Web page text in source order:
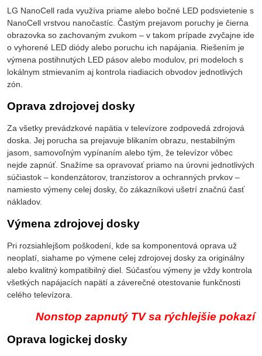
LG NanoCell rada využíva priame alebo bočné LED podsvietenie s
NanoCell vrstvou nanočastíc. Častým prejavom poruchy je čierna
obrazovka so zachovaným zvukom – v takom prípade zvyčajne ide
o vyhorené LED diódy alebo poruchu ich napájania. Riešením je
výmena postihnutých LED pásov alebo modulov, pri modeloch s
lokálnym stmievaním aj kontrola riadiacich obvodov jednotlivých
zón.
Oprava zdrojovej dosky
Za všetky prevádzkové napätia v televízore zodpovedá zdrojová
doska. Jej porucha sa prejavuje blikaním obrazu, nestabilným
jasom, samovoľným vypínaním alebo tým, že televízor vôbec
nejde zapnúť. Snažíme sa opravovať priamo na úrovni jednotlivých
súčiastok – kondenzátorov, tranzistorov a ochranných prvkov –
namiesto výmeny celej dosky, čo zákazníkovi ušetrí značnú časť
nákladov.
Výmena zdrojovej dosky
Pri rozsiahlejšom poškodení, kde sa komponentová oprava už
neoplatí, siahame po výmene celej zdrojovej dosky za originálny
alebo kvalitný kompatibilný diel. Súčasťou výmeny je vždy kontrola
všetkých napájacích napätí a záverečné otestovanie funkčnosti
celého televízora.
Nonstop zapnutý TV sa rýchlejšie pokazí
Oprava logickej dosky